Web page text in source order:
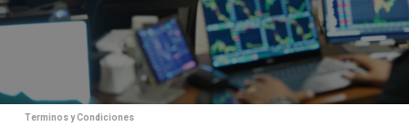
Terminos y Condiciones